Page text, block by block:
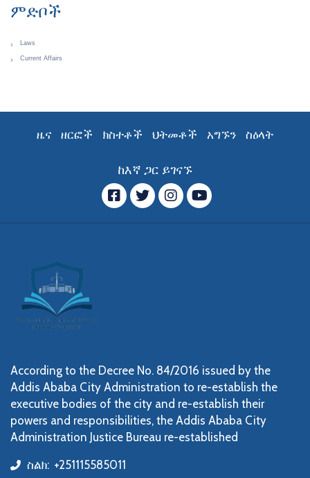
ምድቦች
Laws
Current Affairs
ዜና ዘርፎች ክስተቶች ህትመቶች አግኙን ስዕላት
ከእኛ ጋር ይገናኙ
ፌስቡክትዊተርኢንስታግራምYouTube
According to the Decree No. 84/2016 issued by the
Addis Ababa City Administration to re-establish the
executive bodies of the city and re-establish their
powers and responsibilities, the Addis Ababa City
Administration Justice Bureau re-established
icon
ስልክ: +251115585011